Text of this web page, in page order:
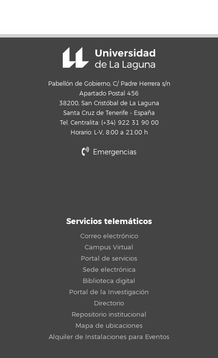
Pabellón de Gobierno, C/ Padre Herrera s/n
Apartado Postal 456
38200, San Cristóbal de La Laguna
Santa Cruz de Tenerife - España
Tel. Centralita: (+34) 922 31 90 00
Horario: L-V, 8:00 a 21:00 h
Emergencias
Servicios telemáticos
Correo electrónico
Campus Virtual
Portal de servicios
Sede electrónica
Biblioteca digital
Portal de la Investigación
Directorio
Repositorio institucional
Mapa de ubicaciones
Alquiler de Instalaciones para Eventos